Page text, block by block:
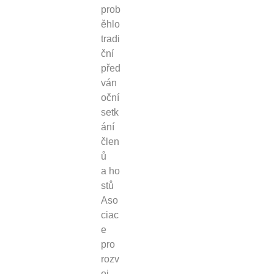
prob
ěhlo
tradi
ční
před
ván
oční
setk
ání
člen
ů
a ho
stů
Aso
ciac
e
pro
rozv